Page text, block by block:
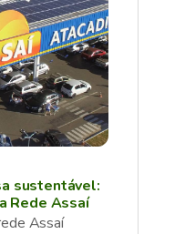
sustentável:
Rede Assaí
Assaí